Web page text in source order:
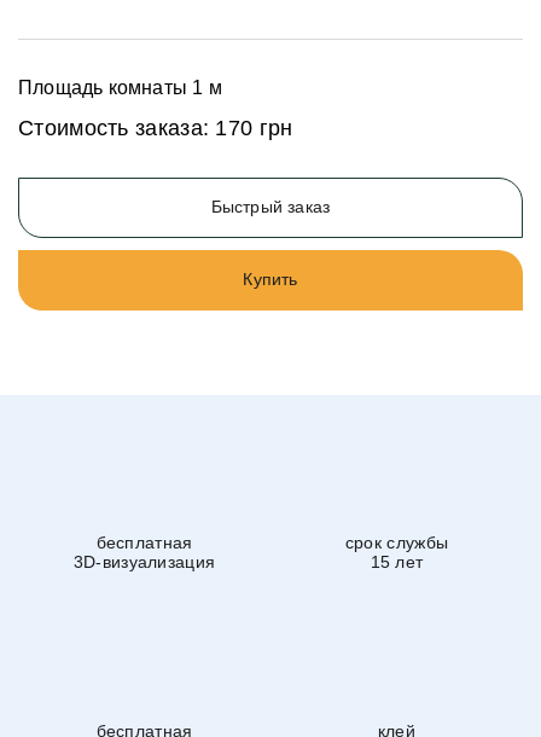
Площадь комнаты 1 м
Стоимость заказа: 170 грн
Быстрый заказ
Купить
бесплатная
3D-визуализация
срок службы
15 лет
бесплатная клей